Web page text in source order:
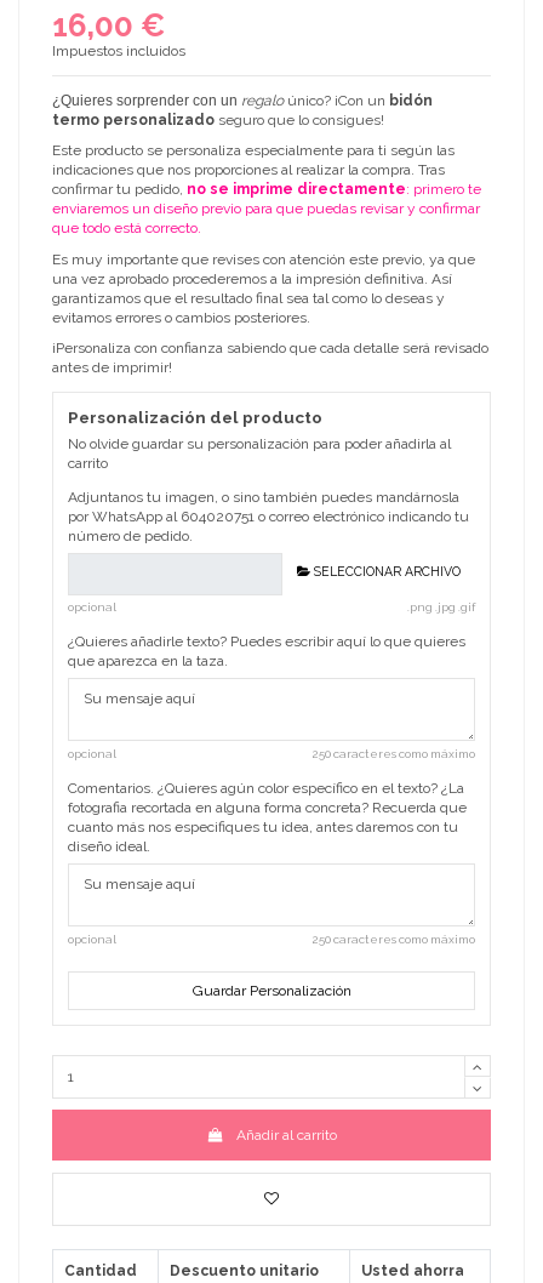
16,00 €
Impuestos incluidos
¿Quieres sorprender con un regaloúnico? ¡Con un bidón
termo personalizado seguro que lo consigues!
Este producto se personaliza especialmente para ti según las
indicaciones que nos proporciones al realizar la compra. Tras
confirmar tu pedido, no se imprime directamente: primero te
enviaremos un diseño previo para que puedas revisar y confirmar
que todo está correcto.
Es muy importante que revises con atención este previo, ya que
una vez aprobado procederemos a la impresión definitiva. Así
garantizamos que el resultado final sea tal como lo deseas y
evitamos errores o cambios posteriores.
¡Personaliza con confianza sabiendo que cada detalle será revisado
antes de imprimir!
Personalización del producto
No olvide guardar su personalización para poder añadirla al
carrito
Adjuntanos tu imagen, o sino también puedes mandárnosla
por WhatsApp al 604020751 o correo electrónico indicando tu
número de pedido.
SELECCIONAR ARCHIVO
opcional .png .jpg .gif
¿Quieres añadirle texto? Puedes escribir aquí lo que quieres
que aparezca en la taza.
opcional 250 caracteres como máximo
Comentarios. ¿Quieres agún color específico en el texto? ¿La
fotografia recortada en alguna forma concreta? Recuerda que
cuanto más nos especifiques tu idea, antes daremos con tu
diseño ideal.
opcional 250 caracteres como máximo
Guardar Personalización
Añadir al carrito
Cantidad Descuento unitario Usted ahorra